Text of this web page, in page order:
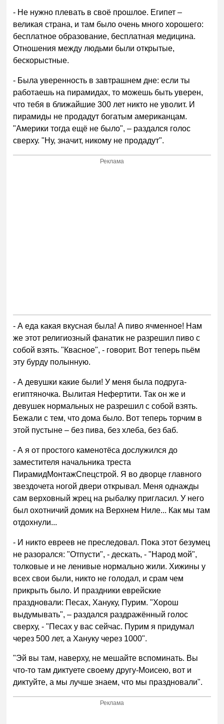
- Не нужно плевать в своё прошлое. Египет –
великая страна, и там было очень много хорошего:
бесплатное образование, бесплатная медицина.
Отношения между людьми были открытые,
бескорыстные.
- Была уверенность в завтрашнем дне: если ты
работаешь на пирамидах, то можешь быть уверен,
что тебя в ближайшие 300 лет никто не уволит. И
пирамиды не продадут богатым американцам.
"Америки тогда ещё не было", – раздался голос
сверху. "Ну, значит, никому не продадут".
Реклама
- А еда какая вкусная была! А пиво ячменное! Нам
же этот религиозный фанатик не разрешил пиво с
собой взять. "Квасное", - говорит. Вот теперь пьём
эту бурду полынную.
- А девушки какие были! У меня была подруга-
египтяночка. Вылитая Нефертити. Так он же и
девушек нормальных не разрешил с собой взять.
Бежали с тем, что дома было. Вот теперь торчим в
этой пустыне – без пива, без хлеба, без баб.
- А я от простого каменотёса дослужился до
заместителя начальника треста
ПирамидМонтажСпецстрой. Я во дворце главного
звездочета ногой двери открывал. Меня однажды
сам верховный жрец на рыбалку пригласил. У него
был охотничий домик на Верхнем Ниле... Как мы там
отдохнули...
- И никто евреев не преследовал. Пока этот безумец
не разорался: "Отпусти", - дескать, - "Народ мой",
толковые и не ленивые нормально жили. Хижины у
всех свои были, никто не голодал, и срам чем
прикрыть было. И праздники еврейские
праздновали: Песах, Хануку, Пурим. "Хорош
выдумывать", – раздался раздражённый голос
сверху, - "Песах у вас сейчас. Пурим я придумал
через 500 лет, а Хануку через 1000".
"Эй вы там, наверху, не мешайте вспоминать. Вы
что-то там диктуете своему другу-Моисею, вот и
диктуйте, а мы лучше знаем, что мы праздновали".
Реклама